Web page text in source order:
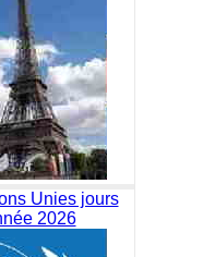
Unies jours
2026